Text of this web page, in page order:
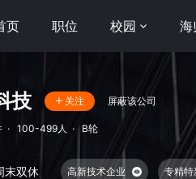
页 职位 校园 海
技 关注 屏蔽该公司
· 100-499人 · B轮
末双休 高新技术企业 专精特